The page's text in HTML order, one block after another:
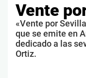
Vente
«Vente por
que se emite en
dedicado a las
Ortiz.